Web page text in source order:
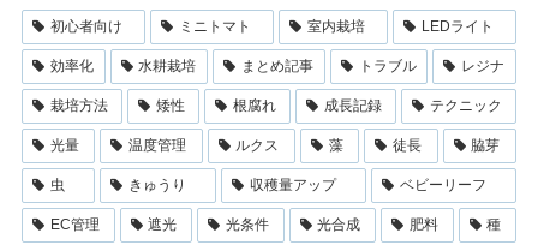
初心者向け ミニトマト 室内栽培 LEDライト
効率化 水耕栽培 まとめ記事 トラブル レジナ
栽培方法 矮性 根腐れ 成長記録 テクニック
光量 温度管理 ルクス 藻 徒長 脇芽
虫 きゅうり 収穫量アップ ベビーリーフ
EC管理 遮光 光条件 光合成 肥料 種